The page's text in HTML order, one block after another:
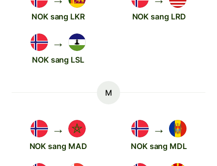
NOK sang LKR NOK sang LRD
→
NOK sang LSL
M
→
NOK sang MAD
→
NOK sang MDL